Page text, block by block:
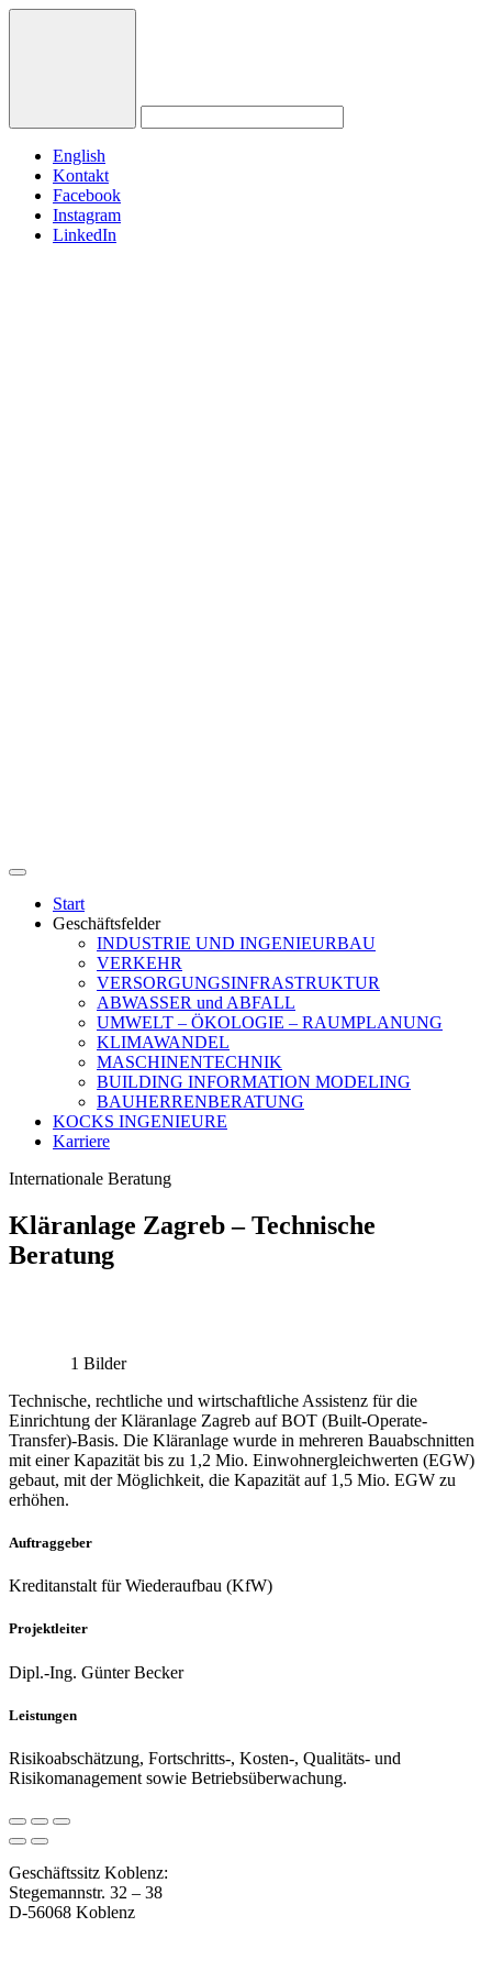
English
Kontakt
Facebook
Instagram
LinkedIn
Start
Geschäftsfelder
INDUSTRIE UND INGENIEURBAU
VERKEHR
VERSORGUNGSINFRASTRUKTUR
ABWASSER und ABFALL
UMWELT – ÖKOLOGIE – RAUMPLANUNG
KLIMAWANDEL
MASCHINENTECHNIK
BUILDING INFORMATION MODELING
BAUHERRENBERATUNG
KOCKS INGENIEURE
Karriere
Internationale Beratung
Kläranlage Zagreb – Technische
Beratung
1 Bilder
Technische, rechtliche und wirtschaftliche Assistenz für die
Einrichtung der Kläranlage Zagreb auf BOT (Built-Operate-
Transfer)-Basis. Die Kläranlage wurde in mehreren Bauabschnitten
mit einer Kapazität bis zu 1,2 Mio. Einwohnergleichwerten (EGW)
gebaut, mit der Möglichkeit, die Kapazität auf 1,5 Mio. EGW zu
erhöhen.
Auftraggeber
Kreditanstalt für Wiederaufbau (KfW)
Projektleiter
Dipl.-Ing. Günter Becker
Leistungen
Risikoabschätzung, Fortschritts-, Kosten-, Qualitäts- und
Risikomanagement sowie Betriebsüberwachung.
Geschäftssitz Koblenz:
Stegemannstr. 32 – 38
D-56068 Koblenz